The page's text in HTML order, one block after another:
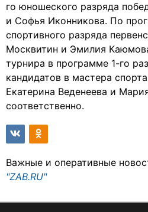
го юношеского разряда
и Софья Иконникова. По
спортивного разряда
Москвитин и Эмилия
турнира в программе 1-го
кандидатов в мастера
Екатерина Веденеева и
соответственно.
Важные и оперативные
"ZAB.RU"